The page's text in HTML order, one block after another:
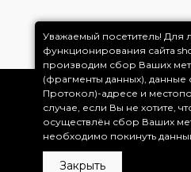
Уважаемый посетитель! Для
функционирования сайта
производим сбор Ваших
(фрагменты данных), данные
Протокол)-адресе и
случае, если Вы не хотите,
осуществлён сбор Ваших
необходимо покинуть
Закрыть